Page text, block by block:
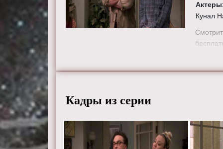
Кунал
Кадры из серии